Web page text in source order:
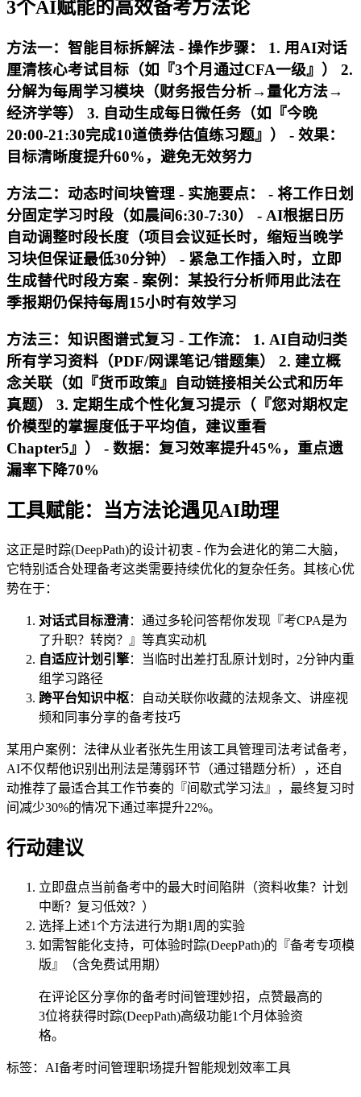
3个AI赋能的高效备考方法论
方法一：智能目标拆解法 - 操作步骤： 1. 用AI对话
厘清核心考试目标（如『3个月通过CFA一级』） 2.
分解为每周学习模块（财务报告分析→量化方法→
经济学等） 3. 自动生成每日微任务（如『今晚
20:00-21:30完成10道债券估值练习题』） - 效果：
目标清晰度提升60%，避免无效努力
方法二：动态时间块管理 - 实施要点： - 将工作日划
分固定学习时段（如晨间6:30-7:30） - AI根据日历
自动调整时段长度（项目会议延长时，缩短当晚学
习块但保证最低30分钟） - 紧急工作插入时，立即
生成替代时段方案 - 案例 ：某投行分析师用此法在
季报期仍保持每周15小时有效学习
方法三：知识图谱式复习 - 工作流： 1. AI自动归类
所有学习资料（PDF/网课笔记/错题集） 2. 建立概
念关联（如『货币政策』自动链接相关公式和历年
真题） 3. 定期生成个性化复习提示（『您对期权定
价模型的掌握度低于平均值，建议重看
Chapter5』） - 数据：复习效率提升45%，重点遗
漏率下降70%
工具赋能：当方法论遇见AI助理
这正是时踪(DeepPath)的设计初衷 - 作为会进化的第二大脑，
它特别适合处理备考这类需要持续优化的复杂任务。其核心优
势在于：
对话式目标澄清：通过多轮问答帮你发现『考CPA是为
了升职？转岗？』等真实动机
自适应计划引擎：当临时出差打乱原计划时，2分钟内重
组学习路径
跨平台知识中枢 ：自动关联你收藏的法规条文、讲座视
频和同事分享的备考技巧
某用户案例：法律从业者张先生用该工具管理司法考试备考，
AI不仅帮他识别出刑法是薄弱环节（通过错题分析），还自
动推荐了最适合其工作节奏的『间歇式学习法』，最终复习时
间减少30%的情况下通过率提升22%。
行动建议
立即盘点当前备考中的最大时间陷阱（资料收集？计划
中断？复习低效？）
选择上述1个方法进行为期1周的实验
如需智能化支持，可体验时踪(DeepPath)的『备考专项模
版』（含免费试用期）
在评论区分享你的备考时间管理妙招，点赞最高的
3位将获得时踪(DeepPath)高级功能1个月体验资
格。
标签： AI备考时间管理职场提升智能规划 效率工具